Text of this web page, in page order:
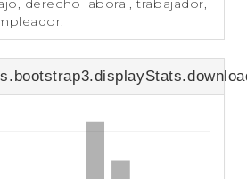
derecho laboral, trabajador,